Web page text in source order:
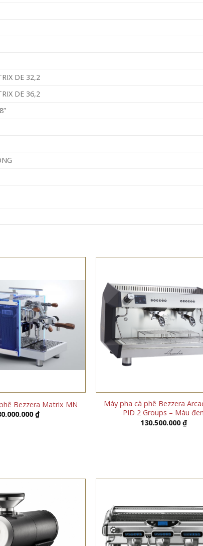
DE 32,2
DE 36,2
Bezzera Matrix MN
₫
Máy pha cà phê Bezzera
PID 2 Groups – Màu
130.500.000₫